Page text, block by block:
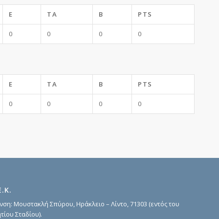
E TA B PTS
0 0 0 0
E TA B PTS
0 0 0 0
Μουστακλή Σπύρου, Ηράκλειο – Λίντο, 71303 (εντός του
Σταδίου).